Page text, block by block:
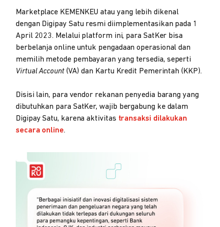
Marketplace KEMENKEU atau yang lebih dikenal
dengan Digipay Satu resmi diimplementasikan pada 1
April 2023. Melalui platform ini, para SatKer bisa
berbelanja online untuk pengadaan operasional dan
memilih metode pembayaran yang tersedia, seperti
Virtual Account(VA) dan Kartu Kredit Pemerintah (KKP).
Disisi lain, para vendor rekanan penyedia barang yang
dibutuhkan para SatKer, wajib bergabung ke dalam
Digipay Satu, karena aktivitas transaksi dilakukan
secara online.